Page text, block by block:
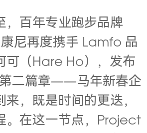
，百年专业跑步品牌
尼再度携手 Lamfo 品
可（Hare Ho），发布
二篇章——马年新春企
来，既是时间的更迭，
。在这一节点，Project